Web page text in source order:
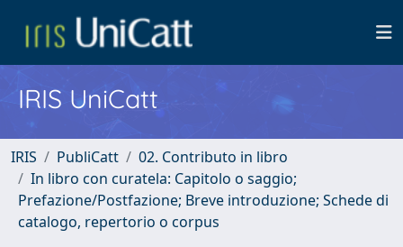
IRIS UniCatt
IRIS PubliCatt
02. Contributo in libro
In libro con curatela: Capitolo o saggio;
Prefazione/Postfazione; Breve introduzione; Schede di
catalogo, repertorio o corpus